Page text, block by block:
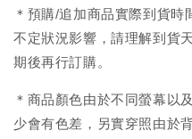
＊預購/追加商品實際到貨
不定狀況影響，請理解到貨
期後再行訂購。
＊商品顏色由於不同螢幕以
少會有色差，另實穿照由於